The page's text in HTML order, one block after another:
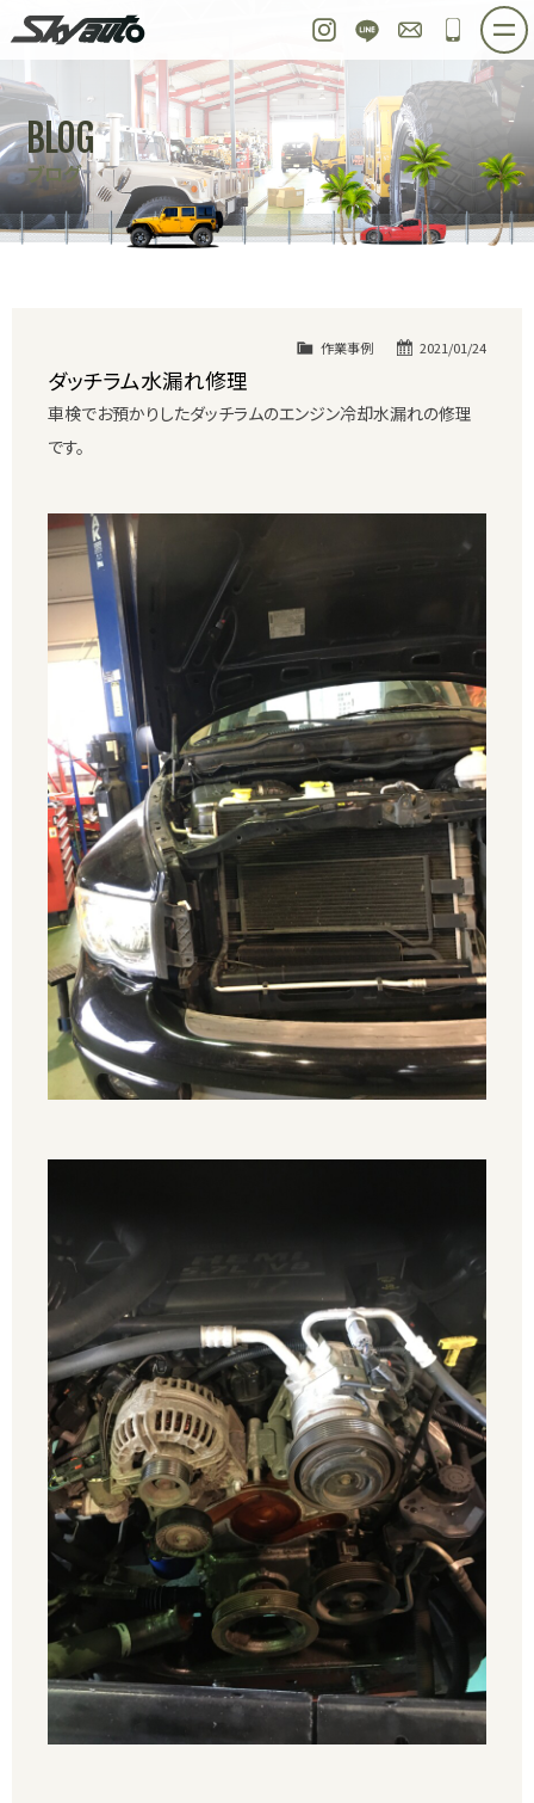
Instagram
LINE お問い合わせ
048-
ホーム 在庫車情報 ご購入プラン
整備作業実例 パーツ販売 買取＆オーダー
店舗紹介 工場紹介 会社概要
スタッフ紹介 求人情報 公式ブログ
BLOG
ブログ
2021/01/24
作業事例
ダッチラム水漏れ修理
車検でお預かりしたダッチラムのエンジン冷却水漏れの修理
です。